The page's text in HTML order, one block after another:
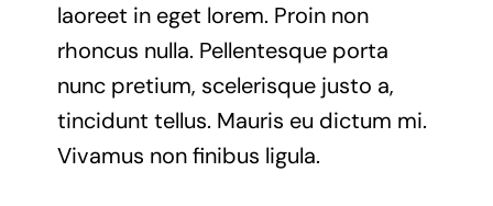
laoreet in eget lorem. Proin non
rhoncus nulla. Pellentesque porta
nunc pretium, scelerisque justo a,
tincidunt tellus. Mauris eu dictum mi.
Vivamus non finibus ligula.